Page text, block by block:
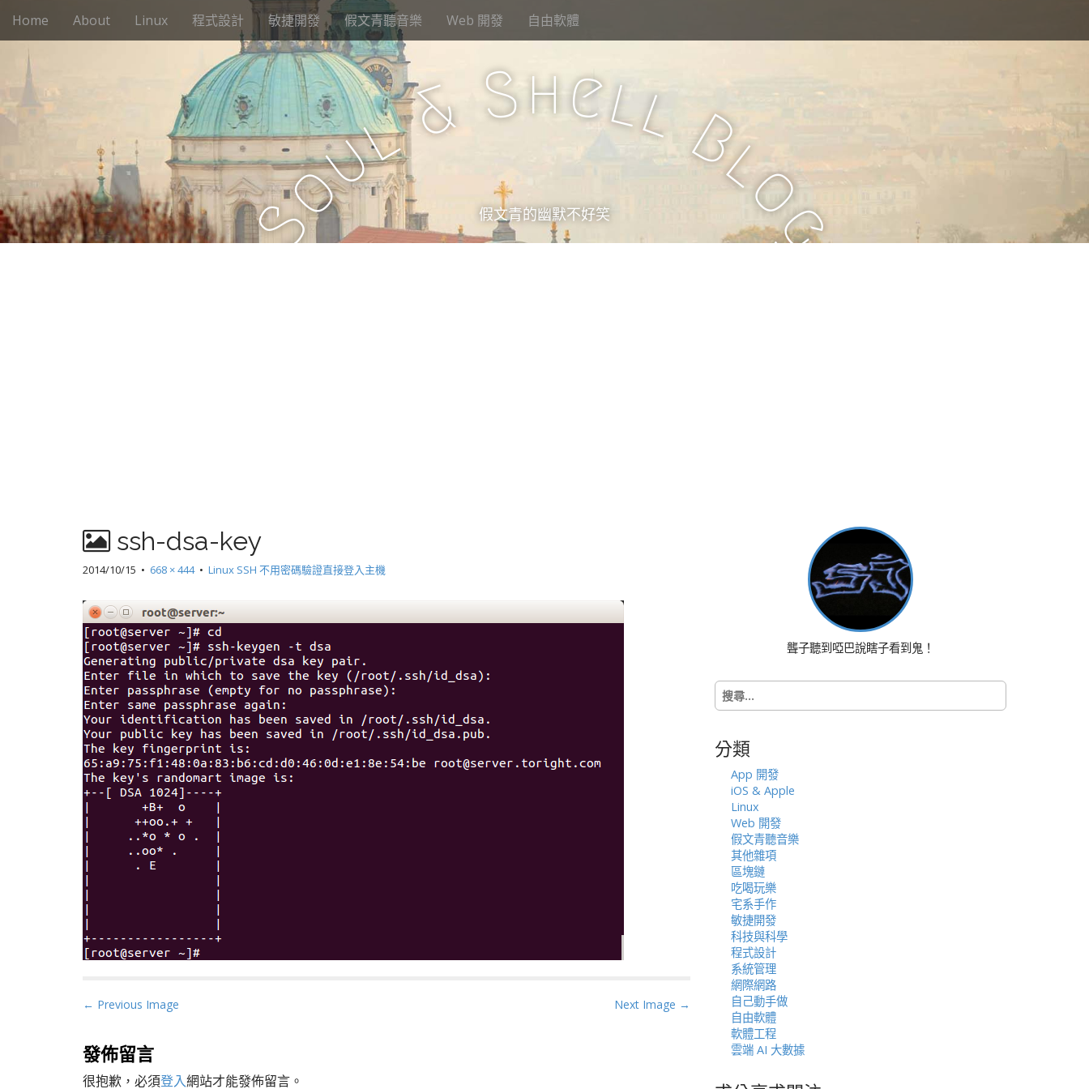
M
e
i
c
n
t
Home About Linux 程式設計 敏捷開發 假文青聽音樂 Web 開發 自由軟體
S
o
u
l& Shell B
l
o
g
假文青的幽默不好笑
ssh-dsa-key
2014/10/15 • 668 × 444• Linux SSH 不用密碼驗證直接登入主機
P
s
t
n
← Previous Image Next Image →
發佈留言
很抱歉，必須登入網站才能發佈留言。
聾子聽到啞巴說瞎子看到鬼！
搜
尋
字:
分類
App 開發
iOS & Apple
Linux
Web 開發
假文青聽音樂
其他雜項
區塊鏈
吃喝玩樂
宅系手作
敏捷開發
科技與科學
程式設計
系統管理
網際網路
自己動手做
自由軟體
軟體工程
雲端 AI 大數據